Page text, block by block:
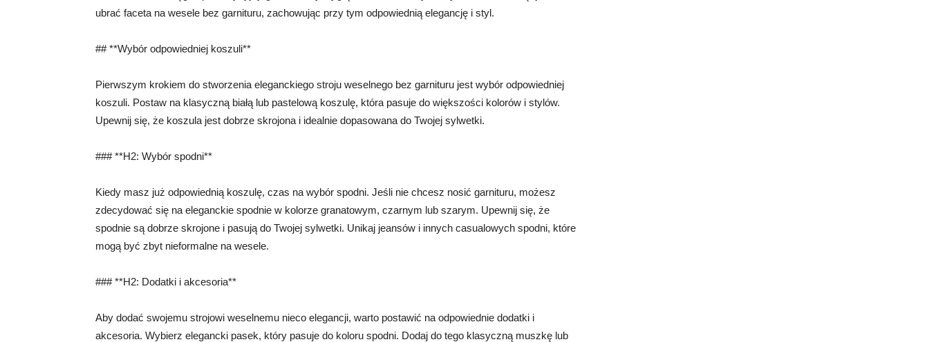
ubrać faceta na wesele bez garnituru, zachowując przy tym odpowiednią elegancję i styl.
## **Wybór odpowiedniej koszuli**
Pierwszym krokiem do stworzenia eleganckiego stroju weselnego bez garnituru jest wybór odpowiedniej
koszuli. Postaw na klasyczną białą lub pastelową koszulę, która pasuje do większości kolorów i stylów.
Upewnij się, że koszula jest dobrze skrojona i idealnie dopasowana do Twojej sylwetki.
### **H2: Wybór spodni**
Kiedy masz już odpowiednią koszulę, czas na wybór spodni. Jeśli nie chcesz nosić garnituru, możesz
zdecydować się na eleganckie spodnie w kolorze granatowym, czarnym lub szarym. Upewnij się, że
spodnie są dobrze skrojone i pasują do Twojej sylwetki. Unikaj jeansów i innych casualowych spodni, które
mogą być zbyt nieformalne na wesele.
### **H2: Dodatki i akcesoria**
Aby dodać swojemu strojowi weselnemu nieco elegancji, warto postawić na odpowiednie dodatki i
akcesoria. Wybierz elegancki pasek, który pasuje do koloru spodni. Dodaj do tego klasyczną muszkę lub